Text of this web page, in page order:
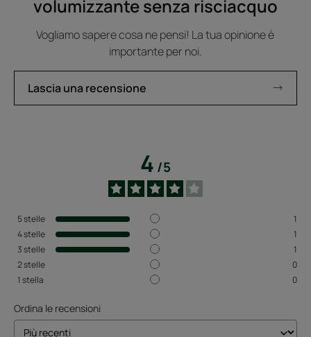
volumizzante senza risciacquo
Vogliamo sapere cosa ne pensi! La tua opinione è
importante per noi.
Lascia una recensione
4/5
5stelle
1
4stelle
1
3stelle
1
2stelle
0
1stella 0
Ordina le recensioni